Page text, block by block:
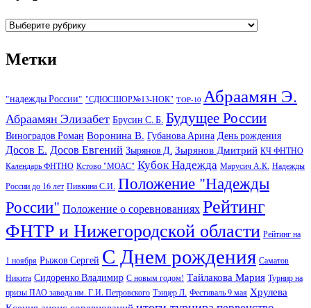
Рубрики
Метки
"надежды России" "СДЮСШОР№13-НОК" TOP-10 Абраамян Э.
Абраамян Элизабет Брусин С. Б. Будущее России
Виноградов Роман Воронина В. Губанова Арина День рождения
Досов Е. Досов Евгений Зырянов Д. Зырянов Дмитрий КЧ ФНТНО
Календарь ФНТНО Кстово "МОАС" Кубок Надежда Марусич А.К. Надежды
России до 16 лет Пивкина С.И. Положение "Надежды
России" Положение о соревнованияхРейтинг
ФНТР и Нижегородской области Рейтинг на
1 ноября Рыжов Сергей С Днем рождения Саматов
Никита Сидоренко Владимир С новым годом! Тайлакова Мария Турнир на
призы ПАО завода им. Г.И. Петровского Тэнцер Л. Фестиваль 9 мая Хрулева